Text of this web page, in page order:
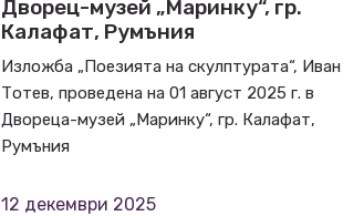
Дворец-музей „Маринку“, гр.
Калафат, Румъния
Изложба „Поезията на скулптурата“, Иван
Тотев, проведена на 01 август 2025 г. в
Двореца-музей „Маринку“, гр. Калафат,
Румъния
12 декември 2025